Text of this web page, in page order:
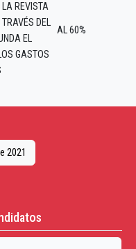
REVISTA
DEL
EL
GASTOS
AL 60%
2021